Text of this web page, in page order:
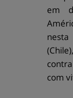
em
com